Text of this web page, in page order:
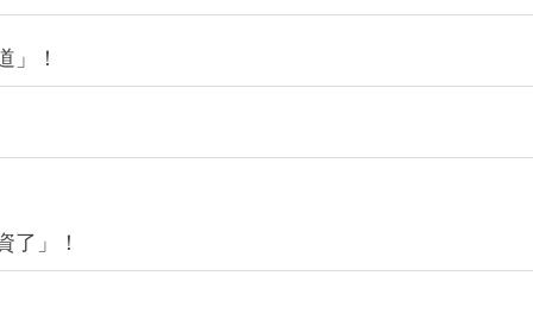
」！
了」！